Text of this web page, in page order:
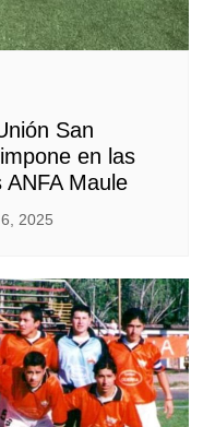
San
en las
Maule
2025